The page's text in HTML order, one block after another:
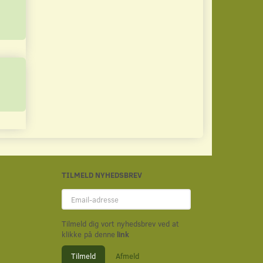
TILMELD NYHEDSBREV
Email-
adresse
Tilmeld dig vort nyhedsbrev ved at
klikke på denne link
Tilmeld Afmeld